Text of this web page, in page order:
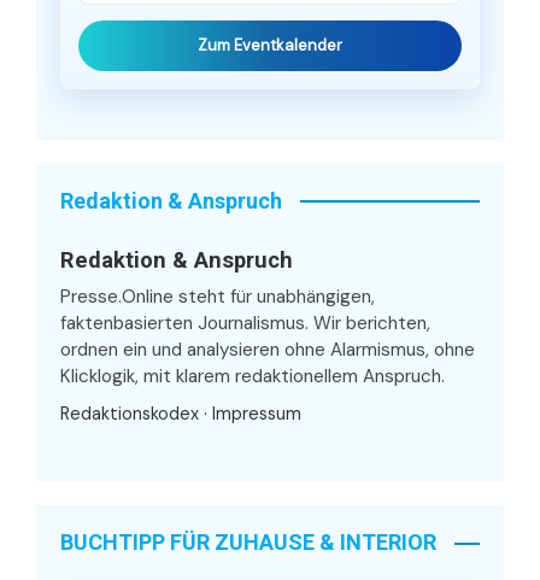
Zum Eventkalender
Redaktion & Anspruch
Redaktion & Anspruch
Presse.Online steht für unabhängigen,
faktenbasierten Journalismus. Wir berichten,
ordnen ein und analysieren ohne Alarmismus, ohne
Klicklogik, mit klarem redaktionellem Anspruch.
Redaktionskodex · Impressum
BUCHTIPP FÜR ZUHAUSE & INTERIOR